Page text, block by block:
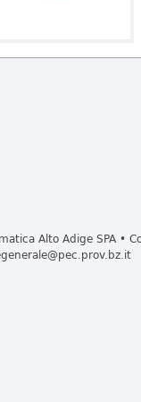
Alto Adige SPA •